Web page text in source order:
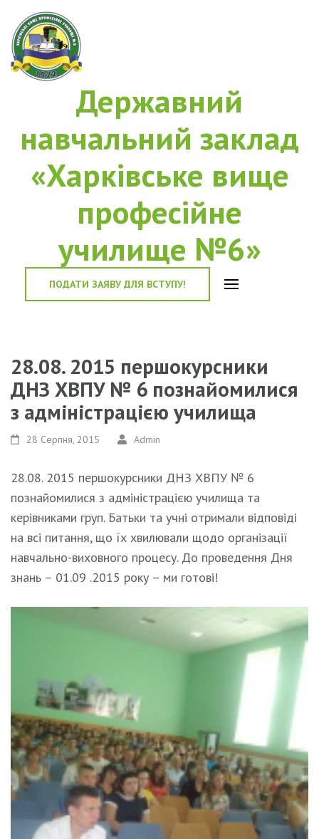
Державний
навчальний заклад
«Харківське вище
професійне
училище №6»
ПОДАТИ ЗАЯВУ ДЛЯ ВСТУПУ!
28.08. 2015 першокурсники
ДНЗ ХВПУ № 6 познайомилися
з адміністрацією училища
28 Серпня, 2015 Admin
28.08. 2015 першокурсники ДНЗ ХВПУ № 6
познайомилися з адміністрацією училища та
керівниками груп. Батьки та учні отримали відповіді
на всі питання, що їх хвилювали щодо організації
навчально-виховного процесу. До проведення Дня
знань – 01.09 .2015 року – ми готові!